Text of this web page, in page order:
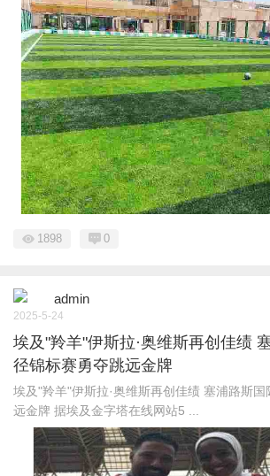
1898 0
admin
2025-5-24
埃及"羚羊"伊斯拉·奥维斯再创佳绩
径锦标赛勇夺跳远金牌
埃及"羚羊"伊斯拉·奥维斯再创佳绩 塞浦路斯
远金牌 据埃及金字塔在线网站5 ...